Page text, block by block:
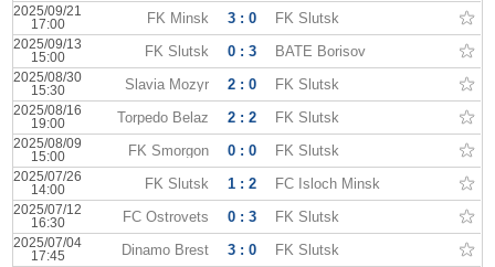
2025/09/21
17:00
FK Minsk 3 : 0 FK Slutsk
2025/09/13
15:00
FK Slutsk 0 : 3 BATE Borisov
2025/08/30
15:30
Slavia Mozyr 2 : 0 FK Slutsk
2025/08/16
19:00
Torpedo Belaz 2 : 2 FK Slutsk
2025/08/09
15:00
FK Smorgon 0 : 0 FK Slutsk
2025/07/26
14:00
FK Slutsk 1 : 2 FC Isloch Minsk
2025/07/12
16:30
FC Ostrovets 0 : 3 FK Slutsk
2025/07/04
17:45
Dinamo Brest 3 : 0 FK Slutsk